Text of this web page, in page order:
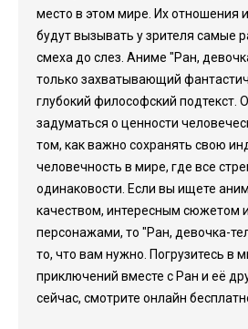
место в этом мире. Их отношения
будут вызывать у зрителя самые
смеха до слез. Аниме "Ран,
только захватывающий
глубокий философский подтекст.
задуматься о ценности
том, как важно сохранять свою
человечность в мире, где все
одинаковости. Если вы ищете
качеством, интересным сюжетом
персонажами, то "Ран, девочка-
то, что вам нужно. Погрузитесь в
приключений вместе с Ран и её
сейчас, смотрите онлайн